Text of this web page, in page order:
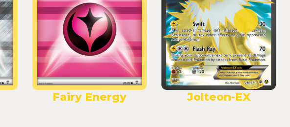
Fairy Energy Jolteon-EX